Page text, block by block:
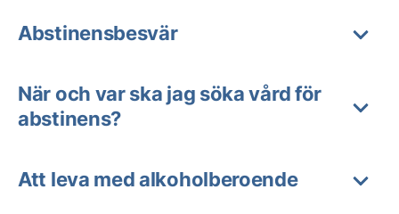
Abstinensbesvär
När och var ska jag söka vård för
abstinens?
Att leva med alkoholberoende